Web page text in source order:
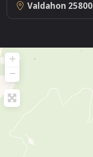
Valdahon 25800
+
−